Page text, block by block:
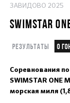
ЗАВИДОВО 2025
SWIMSTAR
Результаты О
Соревнования
SWIMSTAR ONE
морская миля